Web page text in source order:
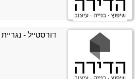
דורסטייל -